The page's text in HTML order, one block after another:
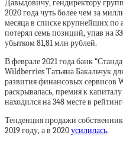
Давыдовичу, гендиректору
2020 года чуть более чем за
месяца в списке крупнейших по
потерял семь позиций, упав на
убытком 81,81 млн рублей.
В феврале 2021 года банк
Wildberries Татьяна Бакальчук
развития финансовых сервисов
раскрывалась, премия к
находился на 348 месте в
Тенденция продажи
2019 году, а в 2020усилилась.